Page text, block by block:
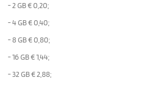
- 2 GB € 0,20;
- 4 GB € 0,40;
- 8 GB € 0,80;
- 16 GB € 1,44;
- 32 GB € 2,88;